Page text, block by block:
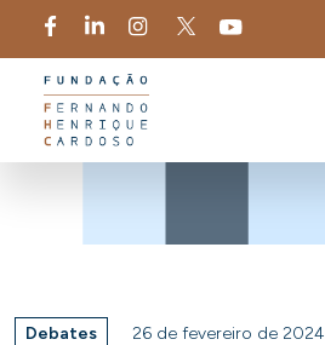
Debates 26 de fevereiro de 2024